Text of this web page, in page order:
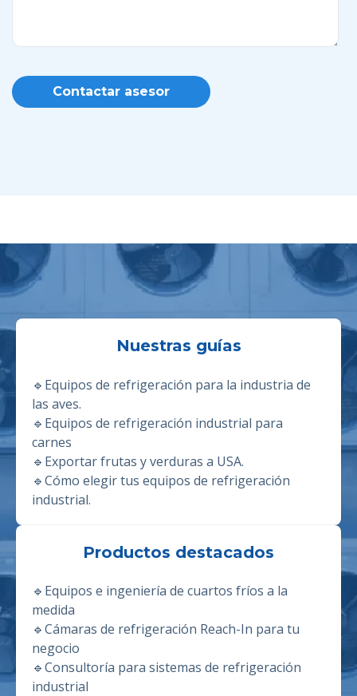
Nuestras guías
🔹 Equipos de refrigeración para la industria de
las aves.
🔹Equipos de refrigeración industrial para
carnes
🔹 Exportar frutas y verduras a USA.
🔹Cómo elegir tus equipos de refrigeración
industrial.
Productos destacados
🔹 Equipos e ingeniería de cuartos fríos a la
medida
🔹Cámaras de refrigeración Reach-In para tu
negocio
🔹Consultoría para sistemas de refrigeración
industrial